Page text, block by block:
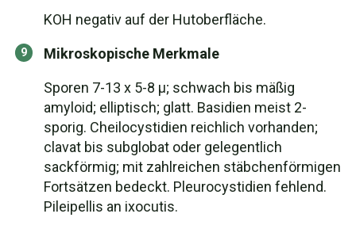
KOH negativ auf der Hutoberfläche.
Mikroskopische Merkmale
Sporen 7-13 x 5-8 µ; schwach bis mäßig
amyloid; elliptisch; glatt. Basidien meist 2-
sporig. Cheilocystidien reichlich vorhanden;
clavat bis subglobat oder gelegentlich
sackförmig; mit zahlreichen stäbchenförmigen
Fortsätzen bedeckt. Pleurocystidien fehlend.
Pileipellis an ixocutis.